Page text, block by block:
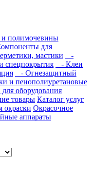
и полимочевины
для
мастики
-
спецпокрытия
- Клеи
- Огнезащитный
и пенополиуретановые
оборудования
товары Каталог услуг
окраски Окрасочное
аппараты